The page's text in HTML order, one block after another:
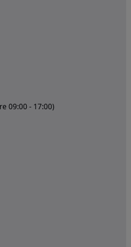
09:00 - 17:00)